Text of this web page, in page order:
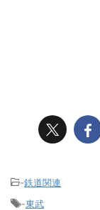
-鉄道関連
-東武